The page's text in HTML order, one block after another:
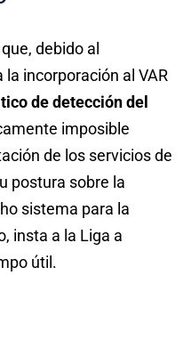
debido al
incorporación al VAR
de detección del
imposible
de los servicios de
postura sobre la
sistema para la
insta a la Liga a
útil.